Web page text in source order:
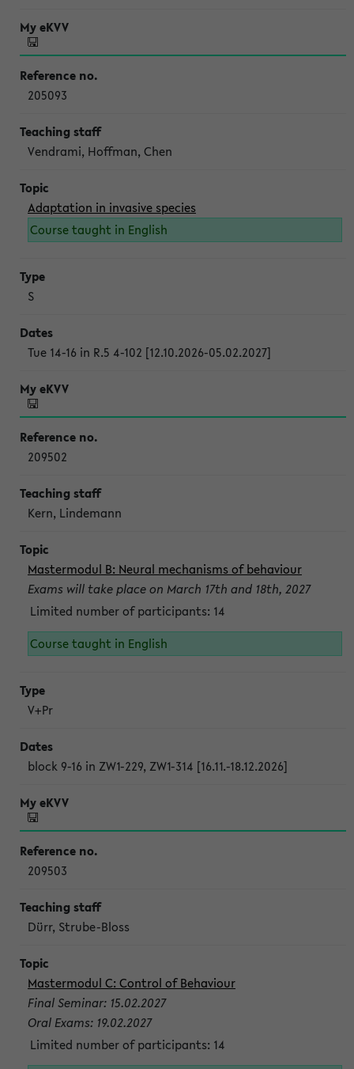
205093
Vendrami, Hoffman, Chen
Adaptation in invasive species
Course taught in English
S
Tue 14-16 in R.5 4-102 [12.10.2026-05.02.2027]
209502
Kern, Lindemann
Mastermodul B: Neural mechanisms of behaviour
Exams will take place on March 17th and 18th, 2027
Limited number of participants: 14
Course taught in English
V+Pr
block 9-16 in ZW1-229, ZW1-314 [16.11.-18.12.2026]
209503
Dürr, Strube-Bloss
Mastermodul C: Control of Behaviour
Final Seminar: 15.02.2027
Oral Exams: 19.02.2027
Limited number of participants: 14